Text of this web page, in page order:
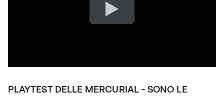
PLAYTEST DELLE MERCURIAL - SONO LE